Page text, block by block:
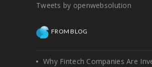
Tweets by openwebsolution
FROM BLOG
Why Fintech Companies Are